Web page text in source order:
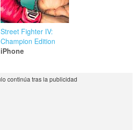
Street Fighter IV:
Champion Edition
iPhone